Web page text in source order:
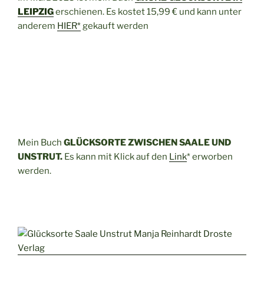
LEIPZIGerschienen. Es kostet 15,99 € und kann unter
anderem HIER*gekauft werden
Mein Buch GLÜCKSORTE ZWISCHEN SAALE UND
UNSTRUT. Es kann mit Klick auf den Link* erworben
werden.